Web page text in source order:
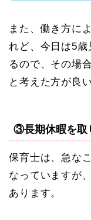
また、働き方に
れど、今日は5
るので、その場
と考えた方が良
③長期休暇を取
保育士は、急な
なっていますが
あります。